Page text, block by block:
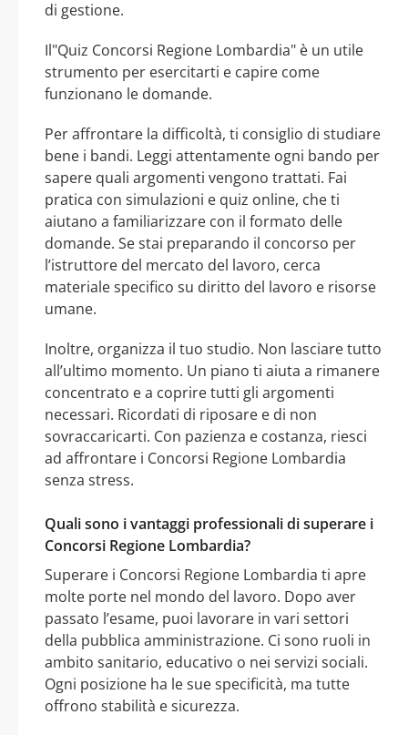
di gestione.
Il"Quiz Concorsi Regione Lombardia" è un utile
strumento per esercitarti e capire come
funzionano le domande.
Per affrontare la difficoltà, ti consiglio di studiare
bene i bandi. Leggi attentamente ogni bando per
sapere quali argomenti vengono trattati. Fai
pratica con simulazioni e quiz online, che ti
aiutano a familiarizzare con il formato delle
domande. Se stai preparando il concorso per
l’istruttore del mercato del lavoro, cerca
materiale specifico su diritto del lavoro e risorse
umane.
Inoltre, organizza il tuo studio. Non lasciare tutto
all’ultimo momento. Un piano ti aiuta a rimanere
concentrato e a coprire tutti gli argomenti
necessari. Ricordati di riposare e di non
sovraccaricarti. Con pazienza e costanza, riesci
ad affrontare i Concorsi Regione Lombardia
senza stress.
Quali sono i vantaggi professionali di superare i
Concorsi Regione Lombardia?
Superare i Concorsi Regione Lombardia ti apre
molte porte nel mondo del lavoro. Dopo aver
passato l’esame, puoi lavorare in vari settori
della pubblica amministrazione. Ci sono ruoli in
ambito sanitario, educativo o nei servizi sociali.
Ogni posizione ha le sue specificità, ma tutte
offrono stabilità e sicurezza.